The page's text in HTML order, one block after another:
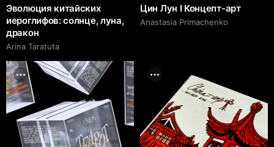
Эволюция китайских
иероглифов: солнце, луна,
дракон
Arina Taratuta
Цин Лун I Концепт-арт
Anastasia Primachenko